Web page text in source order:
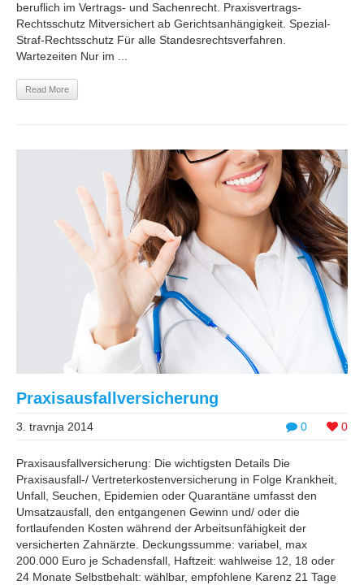
beruflich im Vertrags- und Sachenrecht. Praxisvertrags-
Rechtsschutz Mitversichert ab Gerichtsanhängigkeit. Spezial-
Straf-Rechtsschutz Für alle Standesrechtsverfahren.
Wartezeiten Nur im ...
Read More
Praxisausfallversicherung
0 0
3. travnja 2014
Praxisausfallversicherung: Die wichtigsten Details Die
Praxisausfall-/ Vertreterkostenversicherung in Folge Krankheit,
Unfall, Seuchen, Epidemien oder Quarantäne umfasst den
Umsatzausfall, den entgangenen Gewinn und/ oder die
fortlaufenden Kosten während der Arbeitsunfähigkeit der
versicherten Zahnärzte. Deckungssumme: variabel, max
200.000 Euro je Schadensfall, Haftzeit: wahlweise 12, 18 oder
24 Monate Selbstbehalt: wählbar, empfohlene Karenz 21 Tage